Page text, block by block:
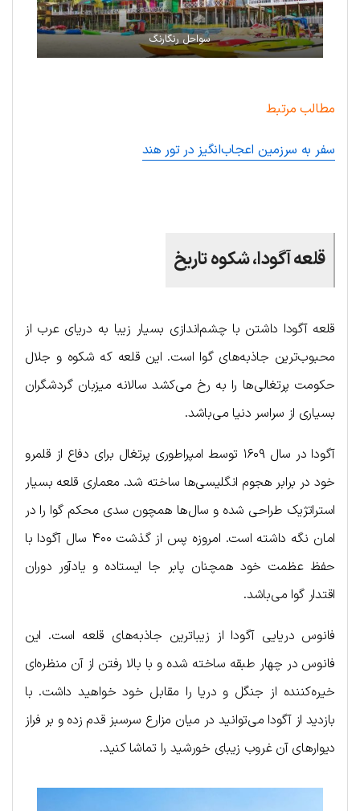
سواحل رنگارنگ
مطالب مرتبط
سفر به سرزمین اعجاب‌انگیز در تور هند
قلعه آگودا، شکوه تاریخ
قلعه آگودا داشتن با چشم‌اندازی بسیار زیبا به دریای عرب از
محبوب‌ترین جاذبه‌های گوا است. این قلعه که شکوه و جلال
حکومت پرتغالی‌ها‌ را به رخ می‌کشد سالانه میزبان گردشگران
بسیاری از سراسر دنیا می‌باشد.
آگودا در سال ۱۶۰۹ توسط امپراطوری پرتغال برای دفاع از قلمرو
خود در برابر هجوم انگلیسی‌ها ساخته شد. معماری قلعه بسیار
استراتژیک طراحی شده و سال‌ها همچون سدی محکم گوا را در
امان نگه داشته است. امروزه پس از گذشت ۴۰۰ سال آگودا با
حفظ عظمت خود همچنان پابر جا ایستاده و یادآور دوران
اقتدار گوا می‌باشد.
فانوس دریایی آگودا از زیباترین جاذبه‌های قلعه است. این
فانوس در چهار طبقه ساخته شده و با بالا رفتن از آن منظره‌ای
خیره‌کننده از جنگل و دریا را مقابل خود خواهید داشت. با
بازدید از آگودا می‌توانید در میان مزارع سرسبز قدم زده و بر فراز
دیوارهای آن غروب زیبای خورشید را تماشا کنید.